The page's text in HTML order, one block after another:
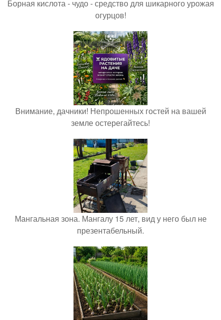
Борная кислота - чудо - средство для шикарного урожая
огурцов!
Внимание, дачники! Непрошенных гостей на вашей
земле остерегайтесь!
Мангальная зона. Мангалу 15 лет, вид у него был не
презентабельный.